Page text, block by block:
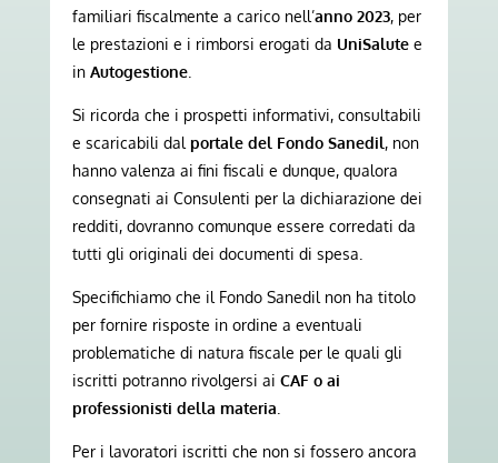
familiari fiscalmente a carico nell’anno 2023, per
le prestazioni e i rimborsi erogati da UniSalutee
in Autogestione.
Si ricorda che i prospetti informativi, consultabili
e scaricabili dal portale del Fondo Sanedil, non
hanno valenza ai fini fiscali e dunque, qualora
consegnati ai Consulenti per la dichiarazione dei
redditi, dovranno comunque essere corredati da
tutti gli originali dei documenti di spesa.
Specifichiamo che il Fondo Sanedil non ha titolo
per fornire risposte in ordine a eventuali
problematiche di natura fiscale per le quali gli
iscritti potranno rivolgersi ai CAF o ai
professionisti della materia
Per i lavoratori iscritti che non si fossero ancora